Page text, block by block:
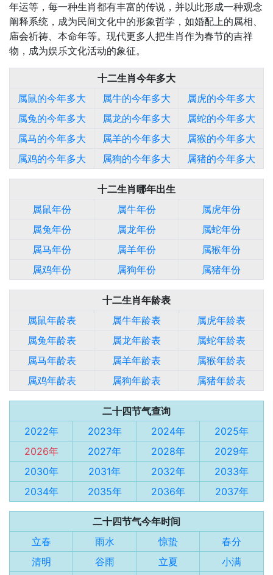
年运等，每一种生肖都有丰富的传说，并以此形成一种观念
阐释系统，成为民间文化中的形象哲学，如婚配上的属相、
庙会祈祷、本命年等。现代更多人把生肖作为春节的吉祥
物，成为娱乐文化活动的象征。
十二生肖今年多大
属鼠的今年多大
属牛的今年多大
属虎的今年多大
属兔的今年多大
属龙的今年多大
属蛇的今年多大
属马的今年多大
属羊的今年多大
属猴的今年多大
属鸡的今年多大
属狗的今年多大 属猪的今年多大
十二生肖哪年出生
属鼠年份
属牛年份
属虎年份
属兔年份
属龙年份
属蛇年份
属马年份
属羊年份
属猴年份
属鸡年份
属狗年份 属猪年份
十二生肖年龄表
属鼠年龄表
属牛年龄表
属虎年龄表
属兔年龄表
属龙年龄表
属蛇年龄表
属马年龄表
属羊年龄表
属猴年龄表
属鸡年龄表
属狗年龄表 属猪年龄表
二十四节气查询
2022年
2023年 2024年
2025年
2026年
2027年 2028年
2029年
2030年
2031年 2032年
2033年
2034年
2035年 2036年 2037年
二十四节气今年时间
立春
雨水 惊蛰
春分
清明
谷雨 立夏
小满